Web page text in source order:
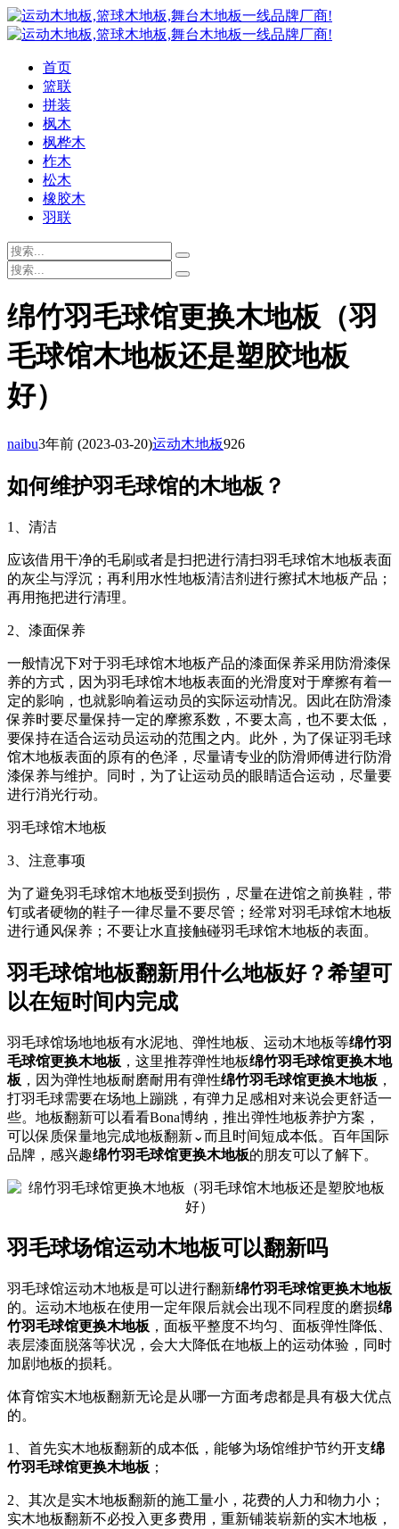
首页
篮联
拼装
枫木
枫桦木
柞木
松木
橡胶木
羽联
绵竹羽毛球馆更换木地板（羽
毛球馆木地板还是塑胶地板
好）
naibu3年前 (2023-03-20)运动木地板926
如何维护羽毛球馆的木地板？
1、清洁
应该借用干净的毛刷或者是扫把进行清扫羽毛球馆木地板表面
的灰尘与浮沉；再利用水性地板清洁剂进行擦拭木地板产品；
再用拖把进行清理。
2、漆面保养
一般情况下对于羽毛球馆木地板产品的漆面保养采用防滑漆保
养的方式，因为羽毛球馆木地板表面的光滑度对于摩擦有着一
定的影响，也就影响着运动员的实际运动情况。因此在防滑漆
保养时要尽量保持一定的摩擦系数，不要太高，也不要太低，
要保持在适合运动员运动的范围之内。此外，为了保证羽毛球
馆木地板表面的原有的色泽，尽量请专业的防滑师傅进行防滑
漆保养与维护。同时，为了让运动员的眼睛适合运动，尽量要
进行消光行动。
羽毛球馆木地板
3、注意事项
为了避免羽毛球馆木地板受到损伤，尽量在进馆之前换鞋，带
钉或者硬物的鞋子一律尽量不要尽管；经常对羽毛球馆木地板
进行通风保养；不要让水直接触碰羽毛球馆木地板的表面。
羽毛球馆地板翻新用什么地板好？希望可
以在短时间内完成
羽毛球馆场地地板有水泥地、弹性地板、运动木地板等绵竹羽
毛球馆更换木地板 ，这里推荐弹性地板绵竹羽毛球馆更换木地
板 ，因为弹性地板耐磨耐用有弹性绵竹羽毛球馆更换木地板 ，
打羽毛球需要在场地上蹦跳，有弹力足感相对来说会更舒适一
些。地板翻新可以看看Bona博纳，推出弹性地板养护方案，
可以保质保量地完成地板翻新⌄而且时间短成本低。百年国际
品牌，感兴趣绵竹羽毛球馆更换木地板的朋友可以了解下。
羽毛球场馆运动木地板可以翻新吗
羽毛球馆运动木地板是可以进行翻新绵竹羽毛球馆更换木地板
的。运动木地板在使用一定年限后就会出现不同程度的磨损绵
竹羽毛球馆更换木地板 ，面板平整度不均匀、面板弹性降低、
表层漆面脱落等状况，会大大降低在地板上的运动体验，同时
加剧地板的损耗。
体育馆实木地板翻新无论是从哪一方面考虑都是具有极大优点
的。
1、首先实木地板翻新的成本低，能够为场馆维护节约开支绵
竹羽毛球馆更换木地板 ；
2、其次是实木地板翻新的施工量小，花费的人力和物力小；
实木地板翻新不必投入更多费用，重新铺装崭新的实木地板，